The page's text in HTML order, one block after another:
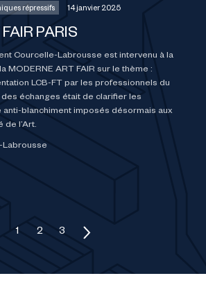
PARIS
Courcelle-Labrousse est intervenu à la
MODERNE ART FAIR sur le thème :
LCB-FT par les professionnels du
des échanges était de clarifier les
blanchiment imposés désormais aux
de l’Art.
Labrousse
répressifs 14 janvier 2025
1 2 3